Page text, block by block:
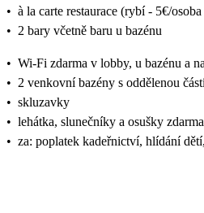
• à la carte restaurace (rybí - 5€/
• 2 bary včetně baru u bazénu
• Wi-Fi zdarma v lobby, u bazénu a
• 2 venkovní bazény s oddělenou
• skluzavky
• lehátka, slunečníky a osušky zdarma
• za: poplatek kadeřnictví, hlídání